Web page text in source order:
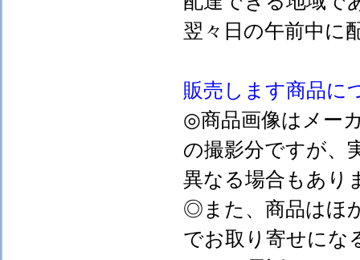
翌々日の午前中に
販売します商品に
◎商品画像はメー
の撮影分ですが、
異なる場合もあり
◎また、商品はほ
でお取り寄せにな